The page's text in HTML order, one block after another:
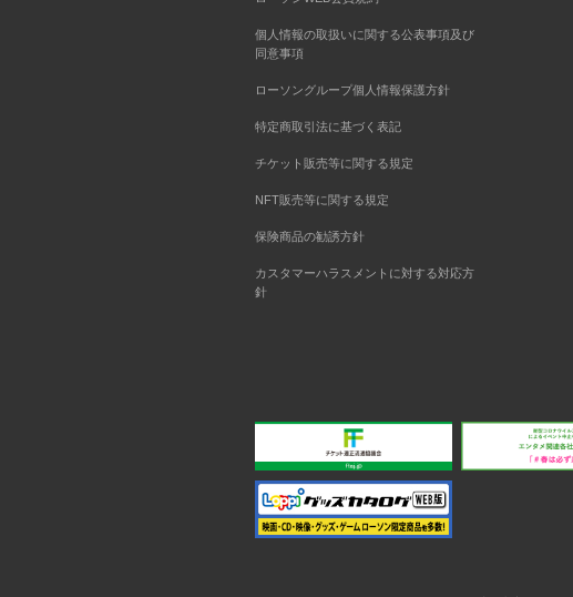
個人情報の取扱いに関する公表事項及び
同意事項
ローソングループ個人情報保護方針
特定商取引法に基づく表記
チケット販売等に関する規定
NFT販売等に関する規定
保険商品の勧誘方針
カスタマーハラスメントに対する対応方
針